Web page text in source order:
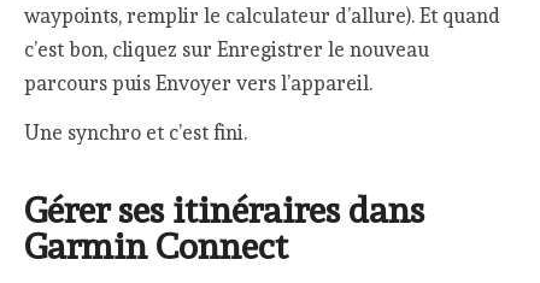
waypoints, remplir le calculateur d’allure). Et quand
c’est bon, cliquez sur Enregistrer le nouveau
parcours puis Envoyer vers l’appareil.
Une synchro et c’est fini.
Gérer ses itinéraires dans
Garmin Connect